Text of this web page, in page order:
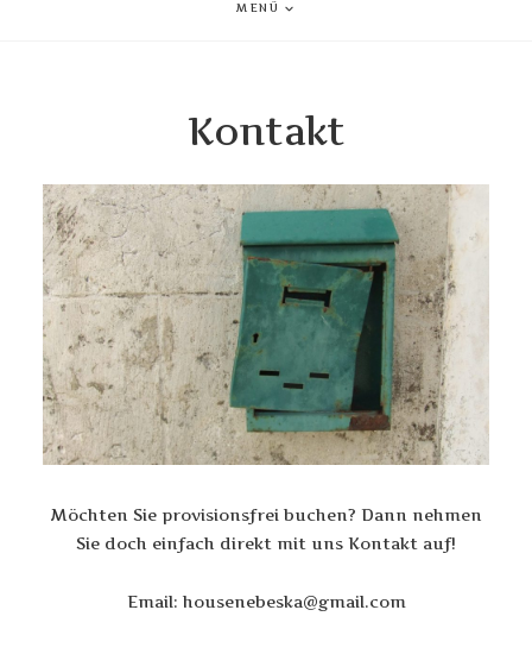
MENÜ
Kontakt
Möchten Sie provisionsfrei buchen? Dann nehmen
Sie doch einfach direkt mit uns Kontakt auf!
Email: housenebeska@gmail.com